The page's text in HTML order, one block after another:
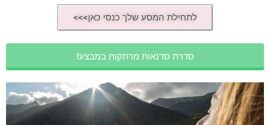
לתחילת המסע שלך כנסי כאן>>>
סדרת סדנאות מרתקות במבצע!